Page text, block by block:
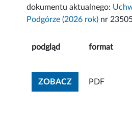
dokumentu aktualnego:
Podgórze (2026 rok) nr
podgląd format
ZOBACZZOBACZ
PDF